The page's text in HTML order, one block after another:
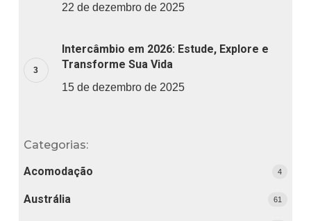
22 de dezembro de 2025
Intercâmbio em 2026: Estude, Explore e
Transforme Sua Vida
15 de dezembro de 2025
Categorias:
Acomodação
4
Austrália 61